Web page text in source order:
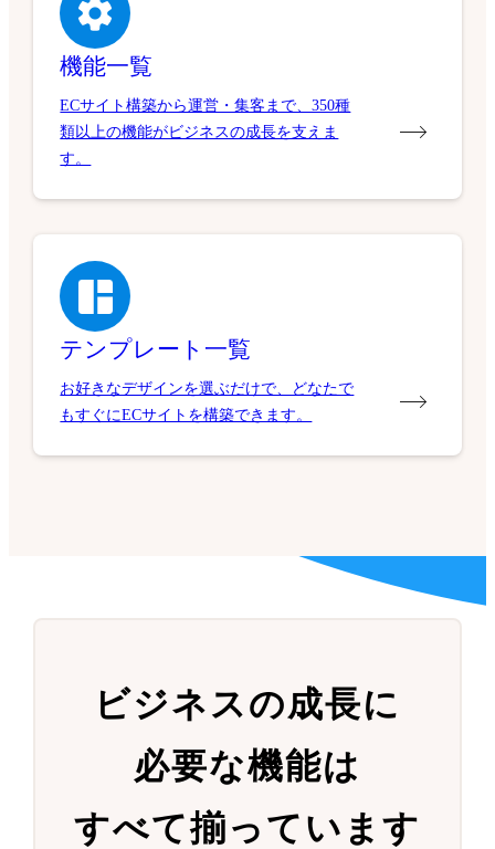
機能一覧
ECサイト構築から運営・集客まで、350種
類以上の機能がビジネスの成長を支えま
す。
テンプレート一覧
お好きなデザインを選ぶだけで、どなたで
もすぐにECサイトを構築できます。
ビジネスの成長に
必要な機能は
すべて揃っています